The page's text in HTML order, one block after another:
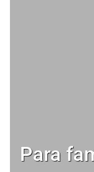
Para